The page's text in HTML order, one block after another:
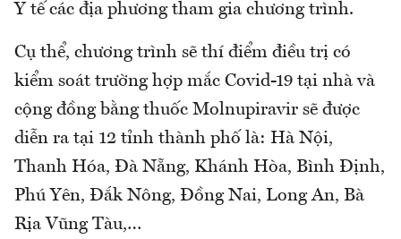
Y tế các địa phương tham gia chương trình.
Cụ thể, chương trình sẽ thí điểm điều trị có
kiểm soát trường hợp mắc Covid-19 tại nhà và
cộng đồng bằng thuốc Molnupiravir sẽ được
diễn ra tại 12 tỉnh thành phố là: Hà Nội,
Thanh Hóa, Đà Nẵng, Khánh Hòa, Bình Định,
Phú Yên, Đắk Nông, Đồng Nai, Long An, Bà
Rịa Vũng Tàu,…